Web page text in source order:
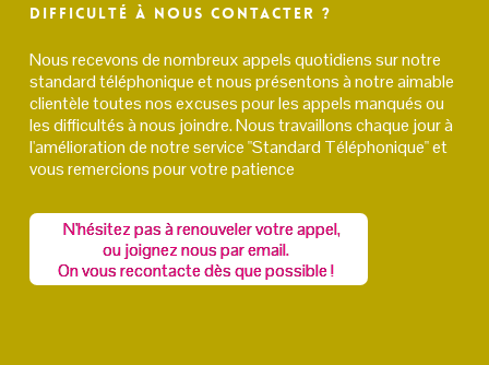
Difficulté à nous contacter ?
Nous recevons de nombreux appels quotidiens sur notre
standard téléphonique et nous présentons à notre aimable
clientèle toutes nos excuses pour les appels manqués ou
les difficultés à nous joindre. Nous travaillons chaque jour à
l'amélioration de notre service "Standard Téléphonique" et
vous remercions pour votre patience
N'hésitez pas à renouveler votre appel,
ou joignez nous par email.
On vous recontacte dès que possible !